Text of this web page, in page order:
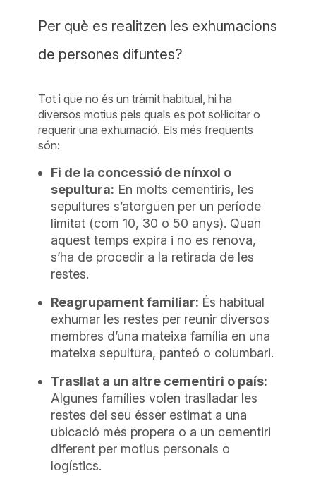
Per què es realitzen les exhumacions
de persones difuntes?
Tot i que no és un tràmit habitual, hi ha
diversos motius pels quals es pot sol·licitar o
requerir una exhumació. Els més freqüents
són:
Fi de la concessió de nínxol o
sepultura: En molts cementiris, les
sepultures s’atorguen per un període
limitat (com 10, 30 o 50 anys). Quan
aquest temps expira i no es renova,
s’ha de procedir a la retirada de les
restes.
Reagrupament familiar: És habitual
exhumar les restes per reunir diversos
membres d’una mateixa família en una
mateixa sepultura, panteó o columbari.
Trasllat a un altre cementiri o país:
Algunes famílies volen traslladar les
restes del seu ésser estimat a una
ubicació més propera o a un cementiri
diferent per motius personals o
logístics.